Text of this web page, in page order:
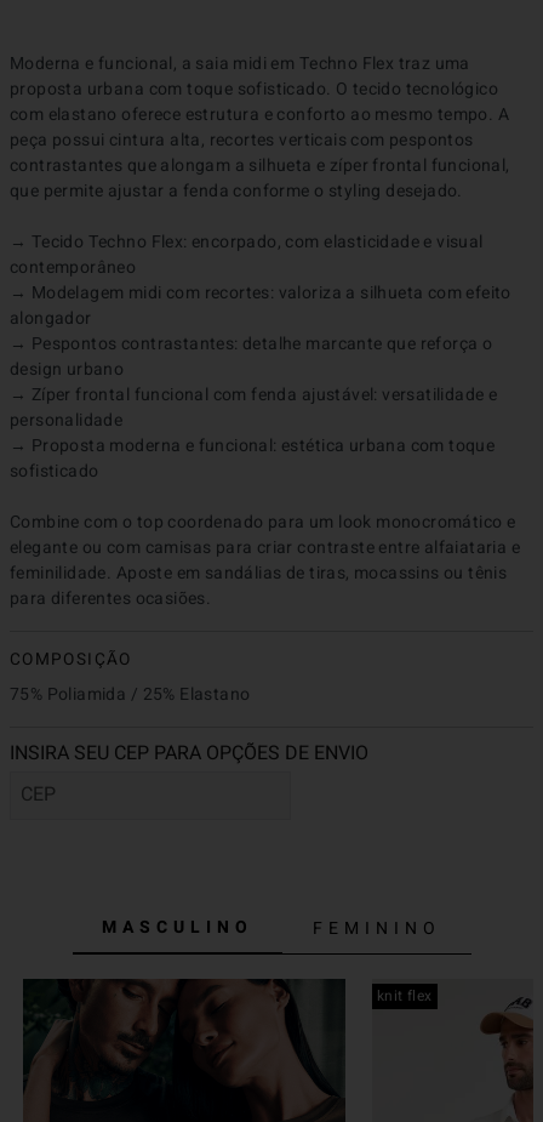
Moderna e funcional, a saia midi em Techno Flex traz uma
proposta urbana com toque sofisticado. O tecido tecnológico
com elastano oferece estrutura e conforto ao mesmo tempo. A
peça possui cintura alta, recortes verticais com pespontos
contrastantes que alongam a silhueta e zíper frontal funcional,
que permite ajustar a fenda conforme o styling desejado.
→ Tecido Techno Flex: encorpado, com elasticidade e visual
contemporâneo
→ Modelagem midi com recortes: valoriza a silhueta com efeito
alongador
→ Pespontos contrastantes: detalhe marcante que reforça o
design urbano
→ Zíper frontal funcional com fenda ajustável: versatilidade e
personalidade
→ Proposta moderna e funcional: estética urbana com toque
sofisticado
Combine com o top coordenado para um look monocromático e
elegante ou com camisas para criar contraste entre alfaiataria e
feminilidade. Aposte em sandálias de tiras, mocassins ou tênis
para diferentes ocasiões.
COMPOSIÇÃO
75% Poliamida / 25% Elastano
MASCULINO FEMININO
knit flex